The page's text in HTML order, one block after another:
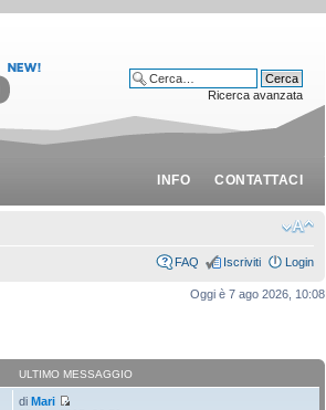
INFO CONTATTACI
Ricerca avanzata
FAQ Iscriviti Login
Oggi è 7 ago 2026, 10:08
ULTIMO MESSAGGIO
diMari